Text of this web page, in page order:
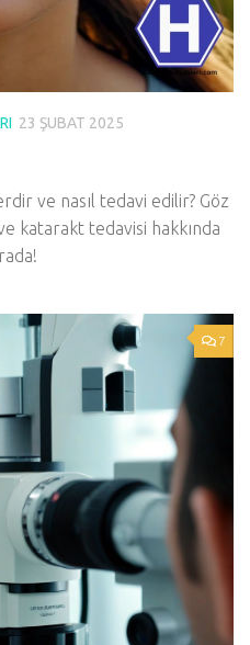
23 ŞUBAT 2025
ve nasıl tedavi edilir? Göz
katarakt tedavisi hakkında
7